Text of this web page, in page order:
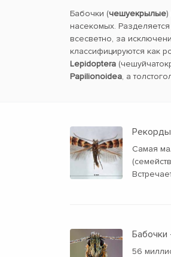
Бабочки (чешуекрылые)
насекомых.
всесветно, за
классифицируются как
Lepidoptera
Papilionoidea, а
Самая
56